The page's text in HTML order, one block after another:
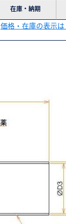
在庫・納期
価格・在庫の表示